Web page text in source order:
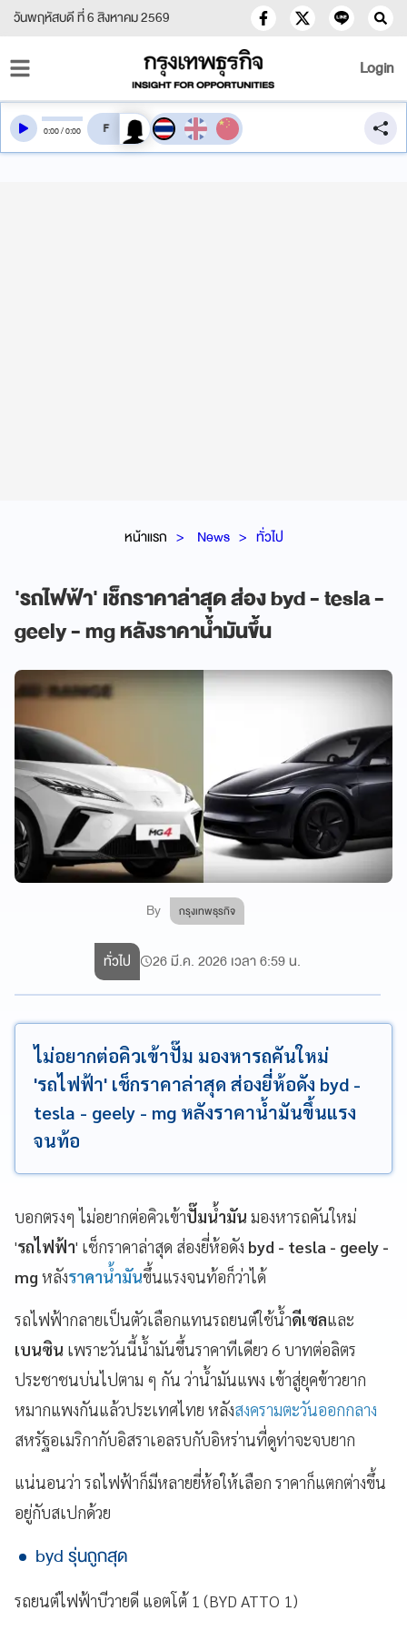
วันพฤหัสบดี ที่ 6 สิงหาคม 2569
Login
หน้าแรก News ทั่วไป
'รถไฟฟ้า' เช็กราคาล่าสุด ส่อง byd - tesla -
geely - mg หลังราคาน้ำมันขึ้น
By กรุงเทพธุรกิจ
0:00/0:00 สลับเสียงอ่าน
ทั่วไป 26 มี.ค. 2026 เวลา 6:59 น.
ไม่อยากต่อคิวเข้าปั๊ม มองหารถคันใหม่
'รถไฟฟ้า' เช็กราคาล่าสุด ส่องยี่ห้อดัง byd -
tesla - geely - mg หลังราคาน้ำมันขึ้นแรง
จนท้อ
บอกตรงๆ ไม่อยากต่อคิวเข้าปั๊มน้ำมัน มองหารถคันใหม่
'รถไฟฟ้า' เช็กราคาล่าสุด ส่องยี่ห้อดัง byd - tesla - geely -
mg หลังราคาน้ำมันขึ้นแรงจนท้อก็ว่าได้
รถไฟฟ้ากลายเป็นตัวเลือกแทนรถยนต์ใช้น้ำดีเซลและ
เบนซิน เพราะวันนี้น้ำมันขึ้นราคาทีเดียว 6 บาทต่อลิตร
ประชาชนบ่นไปตาม ๆ กัน ว่าน้ำมันแพง เข้าสู่ยุคข้าวยาก
หมากแพงกันแล้วประเทศไทย หลังสงครามตะวันออกกลาง
สหรัฐอเมริกากับอิสราเอลรบกับอิหร่านที่ดูท่าจะจบยาก
แน่นอนว่า รถไฟฟ้าก็มีหลายยี่ห้อให้เลือก ราคาก็แตกต่างขึ้น
อยู่กับสเปกด้วย
byd รุ่นถูกสุด
รถยนต์ไฟฟ้าบีวายดี แอตโต้ 1 (BYD ATTO 1)